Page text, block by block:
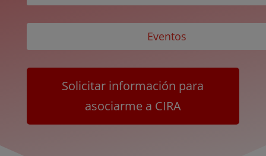
Eventos
Solicitar información para
asociarme a CIRA